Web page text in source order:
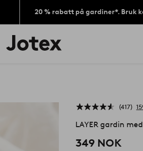
20 % rabatt på gardiner*. Bruk
Jotex’
logo
417
LAYER gardin
349 NOK